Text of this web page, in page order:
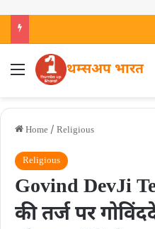
थम्सअप भारत
Home / Religious
Religious
Govind DevJi
की तर्ज पर